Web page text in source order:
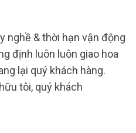
nghề & thời hạn vận động
định luôn luôn giao hoa
lại quý khách hàng.
tôi, quý khách